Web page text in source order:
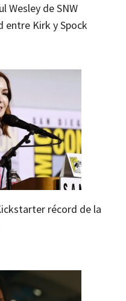
Wesley de SNW
entre Kirk y Spock
récord de la